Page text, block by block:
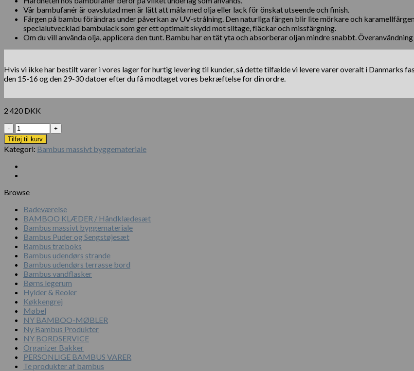
Vår bambufanér är oavslutad men är lätt att måla med olja eller lack för önskat utseende och finish.
Färgen på bambu förändras under påverkan av UV-strålning. Den naturliga färgen blir lite mörkare och
specialutvecklad bambulack som ger ett optimalt skydd mot slitage, fläckar och missfärgning.
Om du vill använda olja, applicera den tunt. Bambu har en tät yta och absorberar oljan mindre snabbt.
Hvis vi ikke har bestilt varer i vores lager for hurtig levering til kunder, så dette tilfælde vi levere varer overalt i Danmarks
den 15-16 og den 29-30 datoer efter du få modtaget vores bekræftelse for din ordre.
2 420 DKK
Antal
Tilføj til kurv
Kategori: Bambus massivt byggemateriale
Browse
Badeværelse
BAMBOO KLÆDER / Håndklædesæt
Bambus massivt byggemateriale
Bambus Puder og Sengstøjesæt
Bambus træboks
Bambus udendørs strande
Bambus udendørs terrasse bord
Bambus vandflasker
Børns legerum
Hylder & Reoler
Køkkengrej
Møbel
NY BAMBOO-MØBLER
Ny Bambus Produkter
NY BORDSERVICE
Organizer Bakker
PERSONLIGE BAMBUS VARER
Te produkter af bambus